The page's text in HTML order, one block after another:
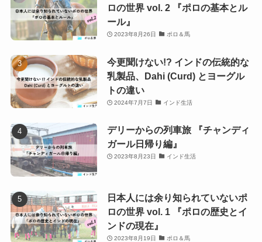
ロの世界 vol. 2 『ポロの基本とル
ール』
2023年8月26日 ポロ＆馬
今更聞けない!? インドの伝統的な
乳製品、Dahi (Curd) とヨーグル
トの違い
2024年7月7日 インド生活
デリーからの列車旅 『チャンディ
ガール日帰り編』
2023年8月23日 インド生活
日本人には余り知られていないポ
ロの世界 vol. 1 『ポロの歴史とイ
ンドの現在』
2023年8月19日 ポロ＆馬